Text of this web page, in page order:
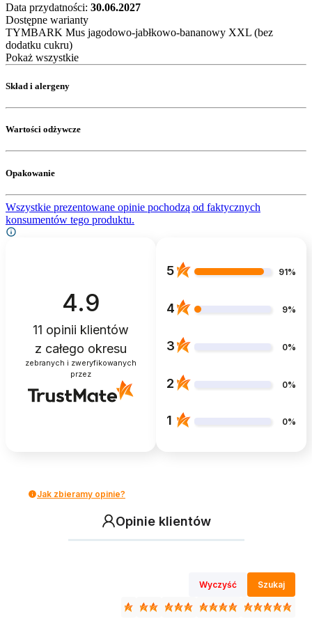
Data przydatności: 30.06.2027
Dostępne warianty
TYMBARK Mus jagodowo-jabłkowo-bananowy XXL (bez
dodatku cukru)
Pokaż wszystkie
Skład i alergeny
Wartości odżywcze
Opakowanie
Wszystkie prezentowane opinie pochodzą od faktycznych
konsumentów tego produktu.
4.9
11 opinii klientów
z całego okresu
zebranych i zweryfikowanych
przez
5 91%
4 9%
3 0%
2 0%
1 0%
Jak zbieramy opinie?
Opinie klientów
Wyczyść Szukaj